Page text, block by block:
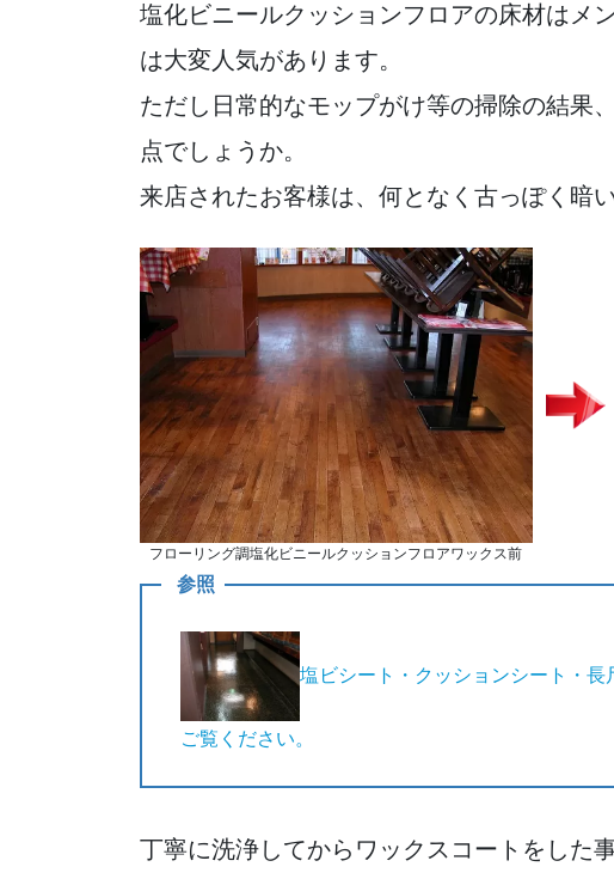
塩化ビニールクッションフロアの床材はメ
は大変人気があります。
ただし日常的なモップがけ等の掃除の結果
点でしょうか。
来店されたお客様は、何となく古っぽく暗
フローリング調塩化ビニールクッションフロアワックス前
参照
塩ビシート・クッションシート・
ご覧ください。
丁寧に洗浄してからワックスコートをした